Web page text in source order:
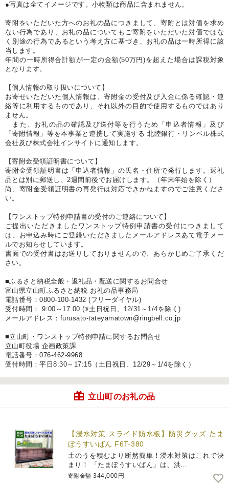
●写真は全てイメージです。小物類は商品に含まれません。
寄附をいただいた方へのお礼の品につきまして、寄附とは対価を求め
ない行為であり、お礼の品についてもご寄附をいただいた対価ではな
く別途の行為であるという考え方に基づき、お礼の品は一時所得に該
当します。
年間の一時所得合計額が一定の金額(50万円)を超えた場合は課税対象
となります。
【個人情報の取り扱いについて】
お寄せいただいた個人情報は、寄附金の受付及び入金に係る確認・連
絡等に利用するものであり、それ以外の目的で使用するものではあり
ません。
また、お礼の品の確認及び送付等を行うため「申込者情報」及び
「寄附情報」等を本事業と連携して実施する 北陸銀行・リンベル株式
会社及び株式会社インサイトに通知します。
【寄附金受領証明書について】
寄附金受領証明書は「申込者情報」の氏名・住所で発行します。返礼
品とは別に郵送し、2週間前後でお届けします。（年末年始を除く）
尚、寄附金受領証明書の再発行は対応できかねますのでご注意くださ
い。
【ワンストップ特例申請書の受付のご連絡について】
ご提出いただきましたワンストップ特例申請書の受付につきまして
は、お申込み時にご登録いただきましたメールアドレスあて電子メー
ルでお知らせしています。
書面での受付書はお送りしておりませんので、あらかじめご了承くだ
さい。
■ふるさと納税全般・返礼品・配送に関するお問合せ
富山県立山町ふるさと納税 お礼の品事務局
電話番号：0800-100-1432 (フリーダイヤル)
受付時間： 9:00～17:00 (※土日祝日、12/31～1/4を除く)
メールアドレス：furusato-tateyamatown@ringbell.co.jp
■立山町・ワンストップ特例申請に関するお問合せ
立山町役場 企画政策課
電話番号：076-462-9968
受付時間：平日8:30～17:15（土日祝日、12/29～1/4を除く）
立山町のお礼の品
【浸水対策 スライド防水板】防災グッズ たま
ぼうすいばん F6T-380
土のうを積むより断然簡単！浸水対策はこれで決
まり！ 「たまぼうすいばん」は、洪…
寄附金額 344,000円